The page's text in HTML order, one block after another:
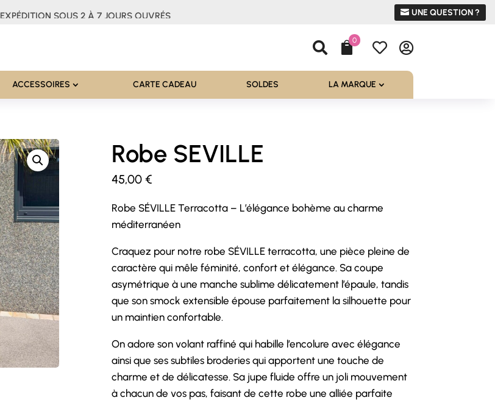
EXPÉDITION SOUS 2 À 7 JOURS OUVRÉS UNE QUESTION ?
 0  
ACCESSOIRES CARTE CADEAU SOLDES LA MARQUE
Robe SEVILLE
45,00 €
Robe SÉVILLE Terracotta – L’élégance bohème au charme
méditerranéen
Craquez pour notre robe SÉVILLE terracotta, une pièce pleine de
caractère qui mêle féminité, confort et élégance. Sa coupe
asymétrique à une manche sublime délicatement l’épaule, tandis
que son smock extensible épouse parfaitement la silhouette pour
un maintien confortable.
On adore son volant raffiné qui habille l’encolure avec élégance
ainsi que ses subtiles broderies qui apportent une touche de
charme et de délicatesse. Sa jupe fluide offre un joli mouvement
à chacun de vos pas, faisant de cette robe une alliée parfaite